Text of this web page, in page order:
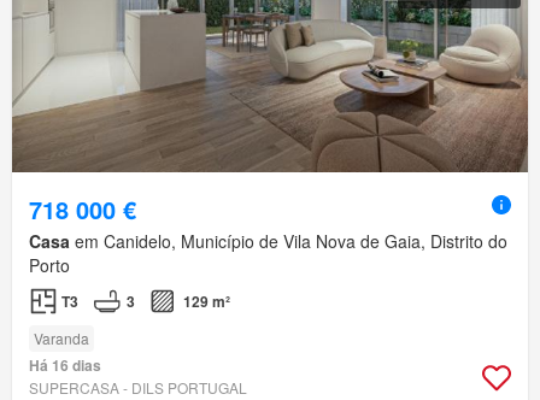
718 000 €
Casa em Canidelo, Município de Vila Nova de Gaia, Distrito do
Porto
T3 3 129 m²
Varanda
Há 16 dias
SUPERCASA - DILS PORTUGAL